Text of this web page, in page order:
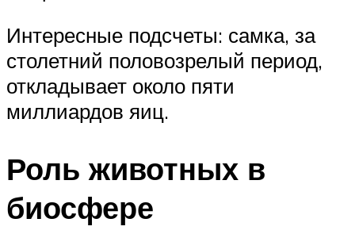
Интересные подсчеты: самка, за
столетний половозрелый период,
откладывает около пяти
миллиардов яиц.
Роль животных в
биосфере